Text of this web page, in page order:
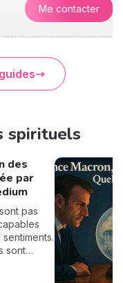
Me contacter
spirituels
des
par
pas
sont
leurs